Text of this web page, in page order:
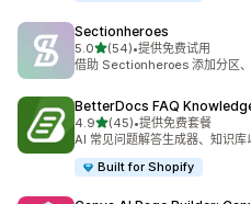
Sectionheroes
5.0星（满分 5 星）
(54)
总共 54 条评论
•提供免费试用
借助 Sectionheroes 添加分区
BetterDocs FAQ
4.9星（满分 5 星）
(45)
总共 45 条评论
•提供免费套餐
AI 常见问题解答生成器、知识
Built for Shopify